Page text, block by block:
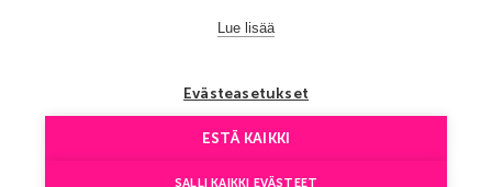
Lue lisää
Evästeasetukset
ESTÄ KAIKKI
SALLI KAIKKI EVÄSTEET
Copyright © Aventours 2026